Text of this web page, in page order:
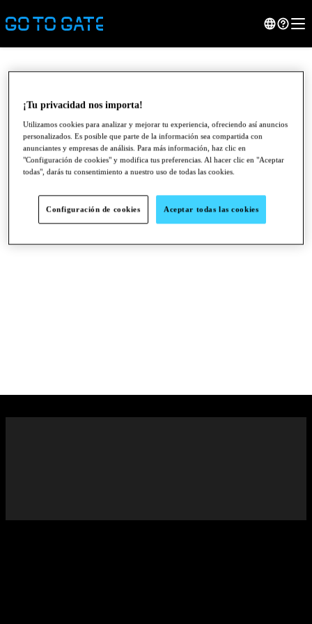
●●●
¡Tu privacidad nos importa!
Utilizamos cookies para analizar y mejorar tu experiencia, ofreciendo así anuncios
personalizados. Es posible que parte de la información sea compartida con
anunciantes y empresas de análisis. Para más información, haz clic en
"Configuración de cookies" y modifica tus preferencias. Al hacer clic en "Aceptar
todas", darás tu consentimiento a nuestro uso de todas las cookies.
Configuración de cookies Aceptar todas las cookies